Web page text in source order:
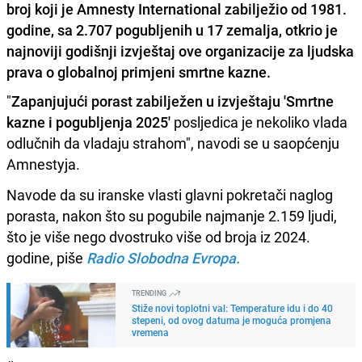
broj koji je Amnesty International zabilježio od 1981.
godine, sa 2.707 pogubljenih u 17 zemalja, otkrio je
najnoviji godišnji izvještaj ove organizacije za ljudska
prava o globalnoj primjeni smrtne kazne.
"Zapanjujući porast zabilježen u izvještaju 'Smrtne
kazne i pogubljenja 2025' posljedica je nekoliko vlada
odlučnih da vladaju strahom", navodi se u saopćenju
Amnestyja.
Navode da su iranske vlasti glavni pokretači naglog
porasta, nakon što su pogubile najmanje 2.159 ljudi,
što je više nego dvostruko više od broja iz 2024.
godine, piše Radio Slobodna Evropa.
TRENDING
Stiže novi toplotni val: Temperature idu i do 40
stepeni, od ovog datuma je moguća promjena
vremena